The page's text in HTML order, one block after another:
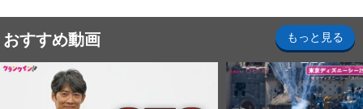
おすすめ動画 もっと見る